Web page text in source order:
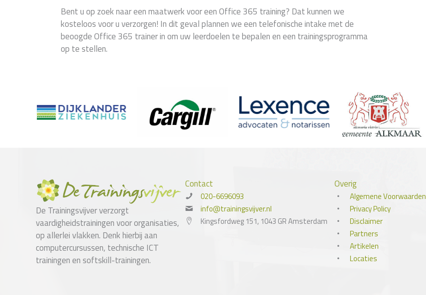
Bent u op zoek naar een maatwerk voor een Office 365 training? Dat kunnen we
kosteloos voor u verzorgen! In dit geval plannen we een telefonische intake met de
beoogde Office 365 trainer in om uw leerdoelen te bepalen en een trainingsprogramma
op te stellen.
De Trainingsvijver verzorgt
vaardigheidstrainingen voor organisaties,
op allerlei vlakken. Denk hierbij aan
computercursussen, technische ICT
trainingen en softskill-trainingen.
Contact
020-6696093
info@trainingsvijver.nl
Kingsfordweg 151, 1043 GR Amsterdam
Overig
Algemene Voorwaarden
Privacy Policy
Disclaimer
Partners
Artikelen
Locaties